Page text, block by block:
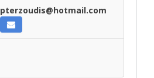
pterzoudis@hotmail.com